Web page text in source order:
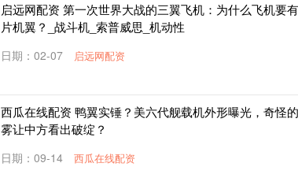
启远网配资 第一次世界大战的三翼飞机：为什么飞机要
片机翼？_战斗机_索普威思_机动性
日期：02-07 启远网配资
西瓜在线配资 鸭翼实锤？美六代舰载机外形曝光，奇怪
雾让中方看出破绽？
日期：09-14 西瓜在线配资